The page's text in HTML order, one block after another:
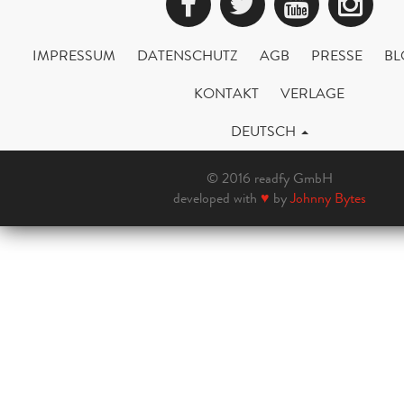
IMPRESSUM DATENSCHUTZ AGB PRESSE
KONTAKT
VERLAGE
DEUTSCH
© 2016 readfy GmbH
developed with ♥ byJohnny Bytes